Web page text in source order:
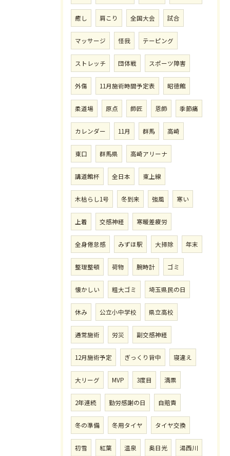
癒し 肩こり 全国大会 試合
マッサージ 怪我 テーピング
ストレッチ 団体戦 スポーツ障害
外傷 11月施術時間予定表 昭徳館
柔道場 原点 師匠 恩師 季節痛
カレンダー 11月 群馬 高崎
東口 群馬県 高崎アリーナ
講道館杯 全日本 東上線
木枯らし1号 冬到来 強風 寒い
上着 交感神経 寒暖差疲労
全身倦怠感 みずほ駅 大掃除 年末
整理整頓 荷物 腕時計 ゴミ
懐かしい 粗大ゴミ 埼玉県民の日
休み 公立小中学校 県立高校
通常施術 労災 副交感神経
12月施術予定 ぎっくり背中 寝違え
大リーグ MVP 3度目 満票
2年連続 勤労感謝の日 自賠責
冬の準備 冬用タイヤ タイヤ交換
初雪 紅葉 温泉 奥日光 湯西川